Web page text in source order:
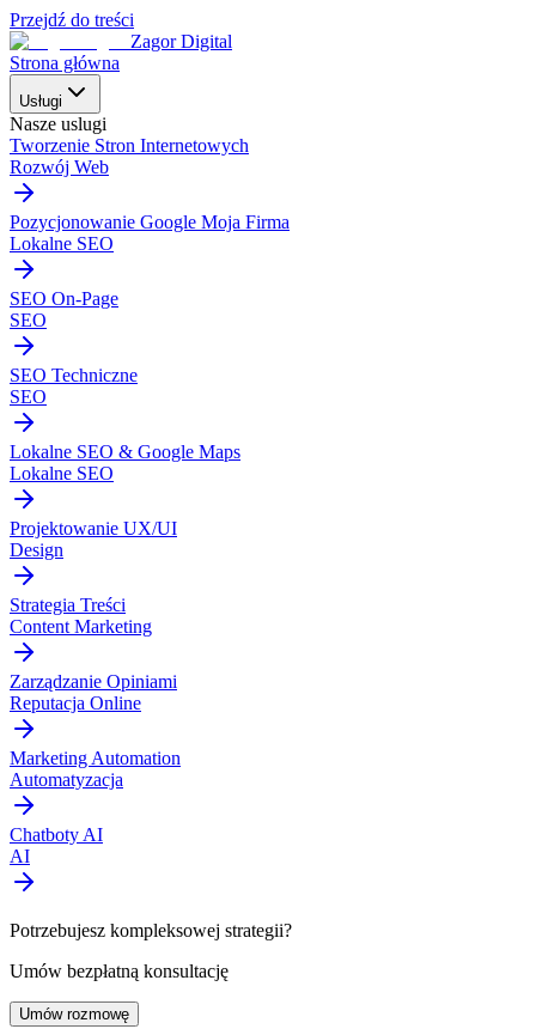
Przejdź do treści
Zagor Digital
Strona główna
Usługi
Nasze uslugi
Tworzenie Stron Internetowych
Rozwój Web
Pozycjonowanie Google Moja Firma
Lokalne SEO
SEO On-Page
SEO
SEO Techniczne
SEO
Lokalne SEO & Google Maps
Lokalne SEO
Projektowanie UX/UI
Design
Strategia Treści
Content Marketing
Zarządzanie Opiniami
Reputacja Online
Marketing Automation
Automatyzacja
Chatboty AI
AI
Potrzebujesz kompleksowej strategii?
Umów bezpłatną konsultację
Umów rozmowę